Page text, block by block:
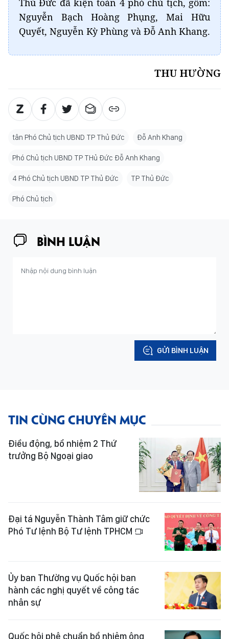
Thủ Đức đã kiện toàn 4 phó chủ tịch, gồm:
Nguyễn Bạch Hoàng Phụng, Mai Hữu
Quyết, Nguyễn Kỳ Phùng và Đỗ Anh Khang.
THU HƯỜNG
tân Phó Chủ tịch UBND TP Thủ Đức Đỗ Anh Khang
Phó Chủ tịch UBND TP THủ Đức Đỗ Anh Khang
4 Phó Chủ tịch UBND TP Thủ Đức TP Thủ Đức
Phó Chủ tịch
BÌNH LUẬN
GỬI BÌNH LUẬN
TIN CÙNG CHUYÊN MỤC
Điều động, bổ nhiệm 2 Thứ
trưởng Bộ Ngoại giao
Đại tá Nguyễn Thành Tâm giữ chức
Phó Tư lệnh Bộ Tư lệnh TPHCM
Ủy ban Thường vụ Quốc hội ban
hành các nghị quyết về công tác
nhân sự
Quốc hội phê chuẩn bổ nhiệm ông